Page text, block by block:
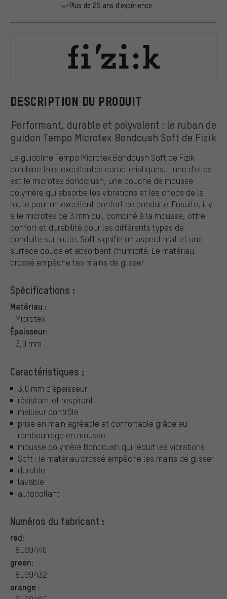
DESCRIPTION DU PRODUIT
Performant, durable et polyvalent : le ruban de
guidon Tempo Microtex Bondcush Soft de Fizik
La guidoline Tempo Microtex Bondcush Soft de Fizik
combine trois excellentes caractéristiques. L'une d'elles
est le microtex Bondcrush, une couche de mousse
polymère qui absorbe les vibrations et les chocs de la
route pour un excellent confort de conduite. Ensuite, il y
a le microtex de 3 mm qui, combiné à la mousse, offre
confort et durabilité pour les différents types de
conduite sur route. Soft signifie un aspect mat et une
surface douce et absorbant l'humidité. Le matériau
brossé empêche tes mains de glisser.
Spécifications :
Matériau :
Microtex
Épaisseur:
3,0 mm
Caractéristiques :
3,0 mm d'épaisseur
résistant et respirant
meilleur contrôle
prise en main agréable et confortable grâce au
rembourrage en mousse
mousse polymère Bondcush qui réduit les vibrations
Soft : le matériau brossé empêche les mains de glisser
durable
lavable
autocollant
Numéros du fabricant :
red:
8199440
green:
8199432
orange :
Plus de 25 ans d'expérience
Fizik